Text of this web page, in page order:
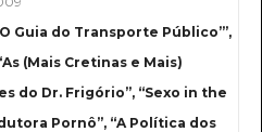
Guia do Transporte Público’”,
(Mais Cretinas e Mais)
do Dr. Frigório”, “Sexo in the
Pornô”, “A Política dos